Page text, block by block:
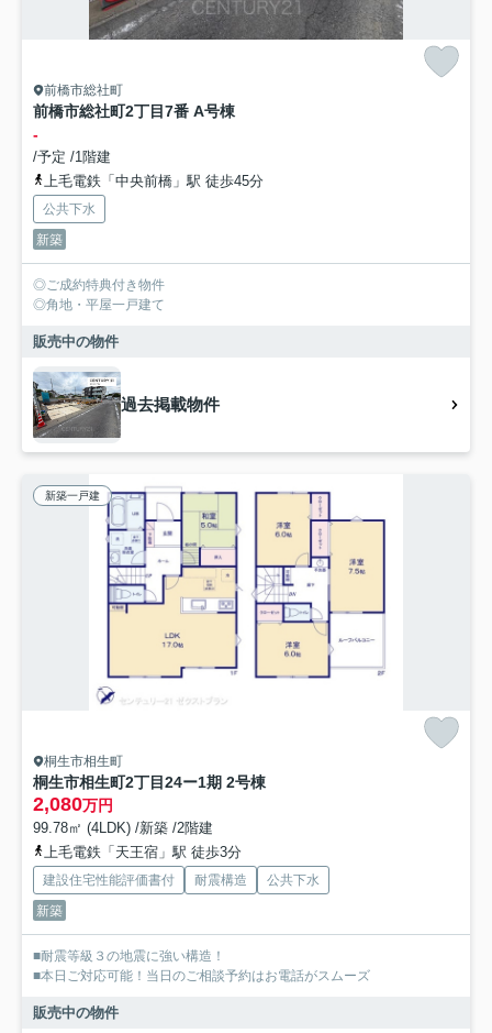
前橋市総社町
前橋市総社町2丁目7番 A号棟
-
/予定 /1階建
上毛電鉄「中央前橋」駅 徒歩45分
公共下水
新築
◎ご成約特典付き物件
◎角地・平屋一戸建て
販売中の物件
過去掲載物件
新築一戸建
桐生市相生町
桐生市相生町2丁目24ー1期 2号棟
2,080万円
99.78㎡ (4LDK) /新築 /2階建
上毛電鉄「天王宿」駅 徒歩3分
建設住宅性能評価書付 耐震構造
公共下水
新築
■耐震等級３の地震に強い構造！
■本日ご対応可能！当日のご相談予約はお電話がスムーズ
販売中の物件